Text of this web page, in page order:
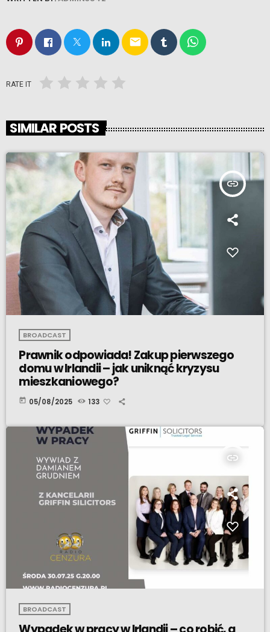
email
RATE IT
SIMILAR POSTS
insert_link
BROADCAST
Prawnik odpowiada! Zakup pierwszego
domu w Irlandii – jak uniknąć kryzysu
mieszkaniowego?
today 05/08/2025 133
insert_link
BROADCAST